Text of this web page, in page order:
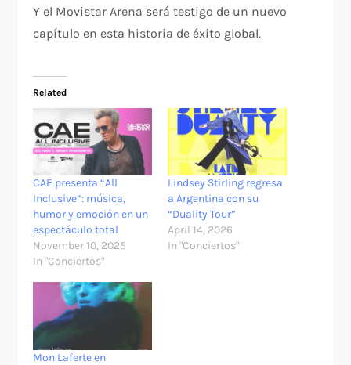
Y el Movistar Arena será testigo de un nuevo
capítulo en esta historia de éxito global.
Related
CAE presenta “All
Inclusive”: música,
humor y emoción en un
espectáculo total
November 10, 2025
In "Conciertos"
Lindsey Stirling regresa
a Argentina con su
“Duality Tour”
April 14, 2026
In "Conciertos"
Mon Laferte en